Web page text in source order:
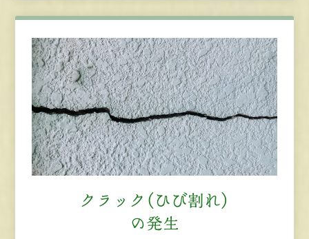
クラック（ひび割れ）
の発生